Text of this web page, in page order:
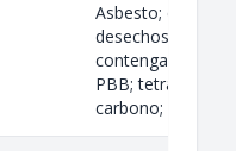
Asbesto; criolita;
desechos de
contengan PCB;
PBB; tetracloruro
carbono; ciertos...